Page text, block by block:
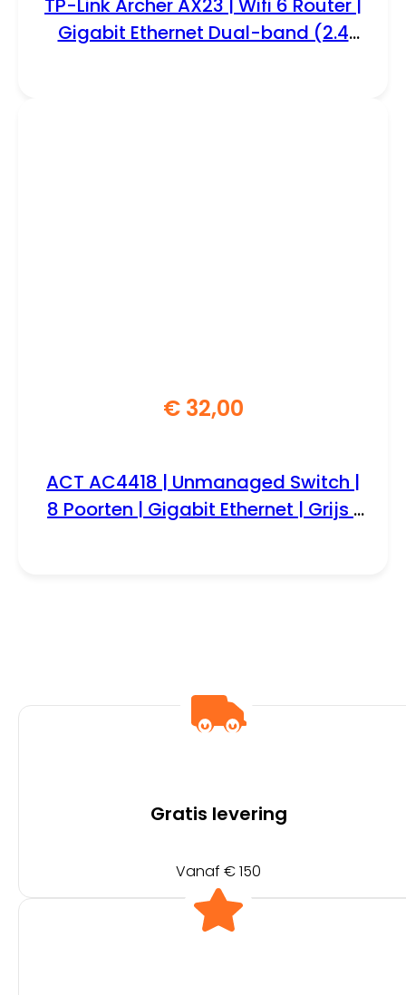
TP-Link Archer AX23 | Wifi 6 Router |
Gigabit Ethernet Dual-band (2.4
€32,00
ACT AC4418 | Unmanaged Switch |
8 Poorten | Gigabit Ethernet | Grijs |
Gratis levering
Vanaf € 150